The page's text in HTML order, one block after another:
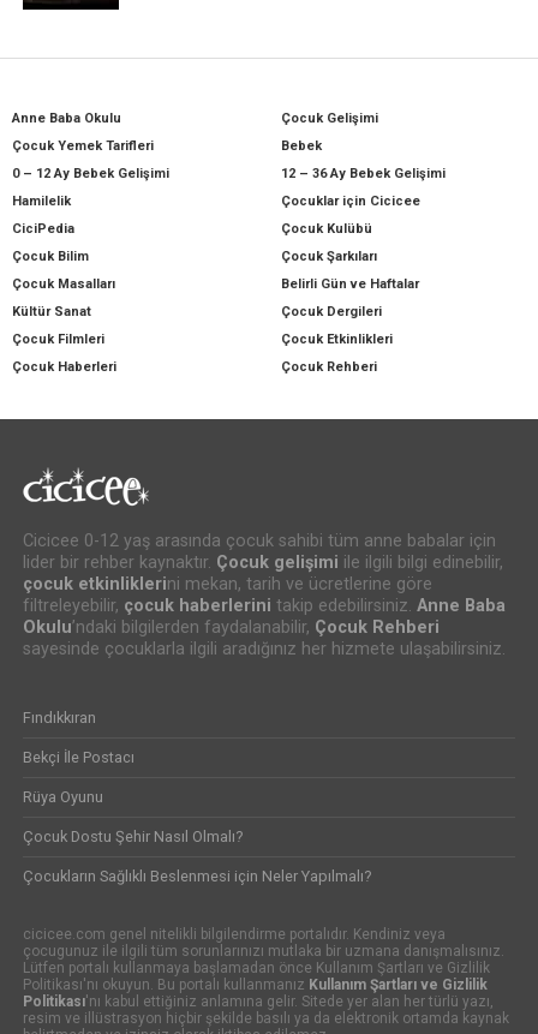
Anne Baba Okulu
Çocuk Gelişimi
Çocuk Yemek Tarifleri
Bebek
0 – 12 Ay Bebek Gelişimi
12 – 36 Ay Bebek Gelişimi
Hamilelik
Çocuklar için Cicicee
CiciPedia
Çocuk Kulübü
Çocuk Bilim
Çocuk Şarkıları
Çocuk Masalları
Belirli Gün ve Haftalar
Kültür Sanat
Çocuk Dergileri
Çocuk Filmleri
Çocuk Etkinlikleri
Çocuk Haberleri
Çocuk Rehberi
Cicicee 0-12 yaş arasında çocuk sahibi tüm anne babalar için
lider bir rehber kaynaktır. Çocuk gelişimi ile ilgili bilgi edinebilir,
çocuk etkinliklerini mekan, tarih ve ücretlerine göre
filtreleyebilir, çocuk haberlerini takip edebilirsiniz. Anne Baba
Okulu’ndaki bilgilerden faydalanabilir, Çocuk Rehberi
sayesinde çocuklarla ilgili aradığınız her hizmete ulaşabilirsiniz.
Fındıkkıran
Bekçi İle Postacı
Rüya Oyunu
Çocuk Dostu Şehir Nasıl Olmalı?
Çocukların Sağlıklı Beslenmesi için Neler Yapılmalı?
cicicee.com genel nitelikli bilgilendirme portalıdır. Kendiniz veya
çocugunuz ile ilgili tüm sorunlarınızı mutlaka bir uzmana danışmalısınız.
Lütfen portalı kullanmaya başlamadan önce Kullanım Şartları ve Gizlilik
Politikası'nı okuyun. Bu portalı kullanmanız Kullanım Şartları ve Gizlilik
Politikası'nı kabul ettiğiniz anlamına gelir. Sitede yer alan her türlü yazı,
resim ve illüstrasyon hiçbir şekilde basılı ya da elektronik ortamda kaynak